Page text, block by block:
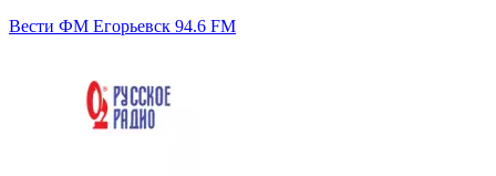
Вести ФМ Егорьевск 94.6 FM